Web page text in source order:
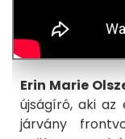
Erin Marie
újságíró, aki
járvány